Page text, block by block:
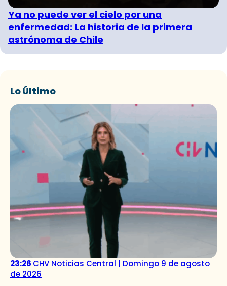
Ya no puede ver el cielo por una
enfermedad: La historia de la primera
astrónoma de Chile
Lo Último
23:26 CHV Noticias Central | Domingo 9 de agosto
de 2026